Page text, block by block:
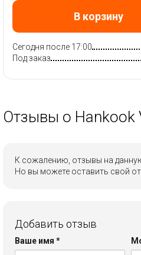
В корзину
Сегодня после 17:00
Под заказ
Отзывы о Hankook
К сожалению, отзывы на
Но вы можете оставить свой
Добавить отзыв
Ваше имя *